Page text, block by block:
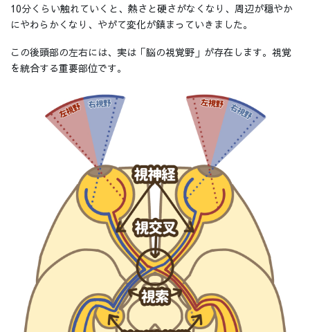
10分くらい触れていくと、熱さと硬さがなくなり、周辺が穏やか
にやわらかくなり、やがて変化が鎮まっていきました。
この後頭部の左右には、実は「脳の視覚野」が存在します。視覚
を統合する重要部位です。